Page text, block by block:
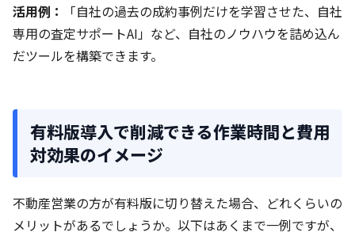
活用例：
「自社の過去の成約事例だけを学習させた、自社
専用の査定サポートAI」など、自社のノウハウを詰め込ん
だツールを構築できます。
有料版導入で削減できる作業時間と費用
対効果のイメージ
不動産営業の方が有料版に切り替えた場合、どれくらいの
メリットがあるでしょうか。以下はあくまで一例ですが、